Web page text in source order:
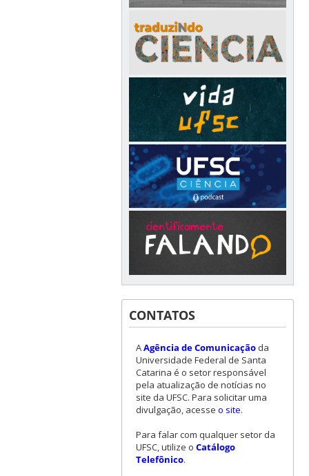
CONTATOS
AAgência de Comunicaçãoda
Universidade Federal de Santa
Catarina é o setor responsável
pela atualização de notícias no
site da UFSC. Para solicitar uma
divulgação, acesse o site.
Para falar com qualquer setor da
UFSC, utilize o Catálogo
Telefônico.